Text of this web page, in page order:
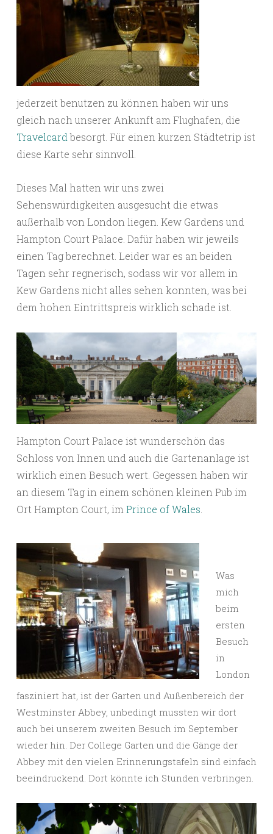
jederzeit benutzen zu können haben wir uns
gleich nach unserer Ankunft am Flughafen, die
Travelcardbesorgt. Für einen kurzen Städtetrip ist
diese Karte sehr sinnvoll.
Dieses Mal hatten wir uns zwei
Sehenswürdigkeiten ausgesucht die etwas
außerhalb von London liegen. Kew Gardens und
Hampton Court Palace. Dafür haben wir jeweils
einen Tag berechnet. Leider war es an beiden
Tagen sehr regnerisch, sodass wir vor allem in
Kew Gardens nicht alles sehen konnten, was bei
dem hohen Eintrittspreis wirklich schade ist.
Hampton Court Palace ist wunderschön das
Schloss von Innen und auch die Gartenanlage ist
wirklich einen Besuch wert. Gegessen haben wir
an diesem Tag in einem schönen kleinen Pub im
Ort Hampton Court, im Prince of Wales
Was
mich
beim
ersten
Besuch
in
London
fasziniert hat, ist der Garten und Außenbereich der
Westminster Abbey, unbedingt mussten wir dort
auch bei unserem zweiten Besuch im September
wieder hin. Der College Garten und die Gänge der
Abbey mit den vielen Erinnerungstafeln sind einfach
beeindruckend. Dort könnte ich Stunden verbringen.